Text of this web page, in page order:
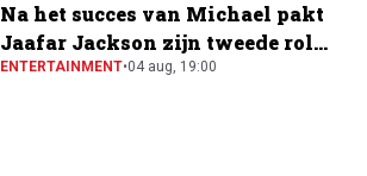
Na het succes van Michael pakt
Jaafar Jackson zijn tweede rol
naast Will Smith
ENTERTAINMENT•04 aug, 19:00